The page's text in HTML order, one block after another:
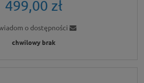
499,00 zł
o dostępności
chwilowy brak